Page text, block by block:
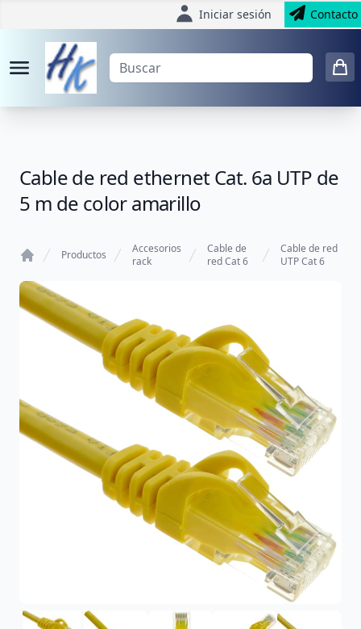
Iniciar sesión Contacto
Cable de red ethernet Cat. 6a UTP de
5 m de color amarillo
Productos
Accesorios
rack
Cable de
red Cat 6
Cable de red
UTP Cat 6